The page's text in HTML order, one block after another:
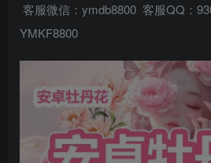
客服微信：ymdb8800 客服QQ：
YMKF8800